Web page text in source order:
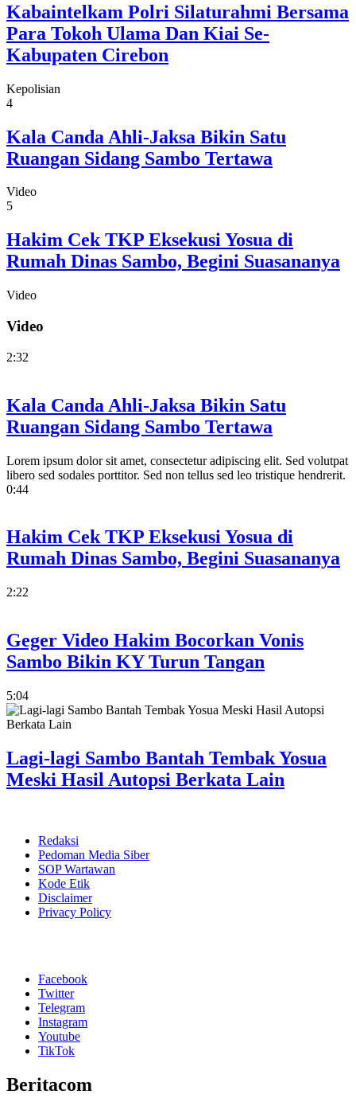
Kabaintelkam Polri Silaturahmi Bersama
Para Tokoh Ulama Dan Kiai Se-
Kabupaten Cirebon
Kepolisian
4
Kala Canda Ahli-Jaksa Bikin Satu
Ruangan Sidang Sambo Tertawa
Video
5
Hakim Cek TKP Eksekusi Yosua di
Rumah Dinas Sambo, Begini Suasananya
Video
Video
2:32
Kala Canda Ahli-Jaksa Bikin Satu
Ruangan Sidang Sambo Tertawa
Lorem ipsum dolor sit amet, consectetur adipiscing elit. Sed volutpat
libero sed sodales porttitor. Sed non tellus sed leo tristique hendrerit.
0:44
Hakim Cek TKP Eksekusi Yosua di
Rumah Dinas Sambo, Begini Suasananya
2:22
Geger Video Hakim Bocorkan Vonis
Sambo Bikin KY Turun Tangan
5:04
Lagi-lagi Sambo Bantah Tembak Yosua
Meski Hasil Autopsi Berkata Lain
Redaksi
Pedoman Media Siber
SOP Wartawan
Kode Etik
Disclaimer
Privacy Policy
Facebook
Twitter
Telegram
Instagram
Youtube
TikTok
Beritacom